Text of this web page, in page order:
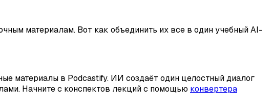
материалам. Вот как объединить их все в один учебный AI-
материалы в Podcastify. ИИ создаёт один целостный диалог
Начните с конспектов лекций с помощью конвертера